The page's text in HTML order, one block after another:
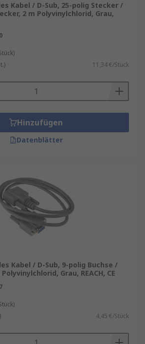
Kabel / D-Sub, 25-polig Stecker /
2 m Polyvinylchlorid, Grau,
11,34 €/Stück
Hinzufügen
Datenblätter
Kabel / D-Sub, 9-polig Buchse /
Grau, REACH, CE
4,45 €/Stück